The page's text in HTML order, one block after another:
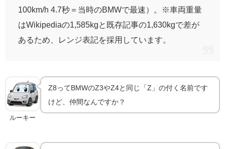
100km/h 4.7秒＝当時のBMWで最速）。※車両重量
はWikipediaの1,585kgと既存記事の1,630kgで差が
あるため、レンジ表記を採用しています。
ルーキー
Z8ってBMWのZ3やZ4と同じ「Z」の付く名前です
けど、仲間なんですか？